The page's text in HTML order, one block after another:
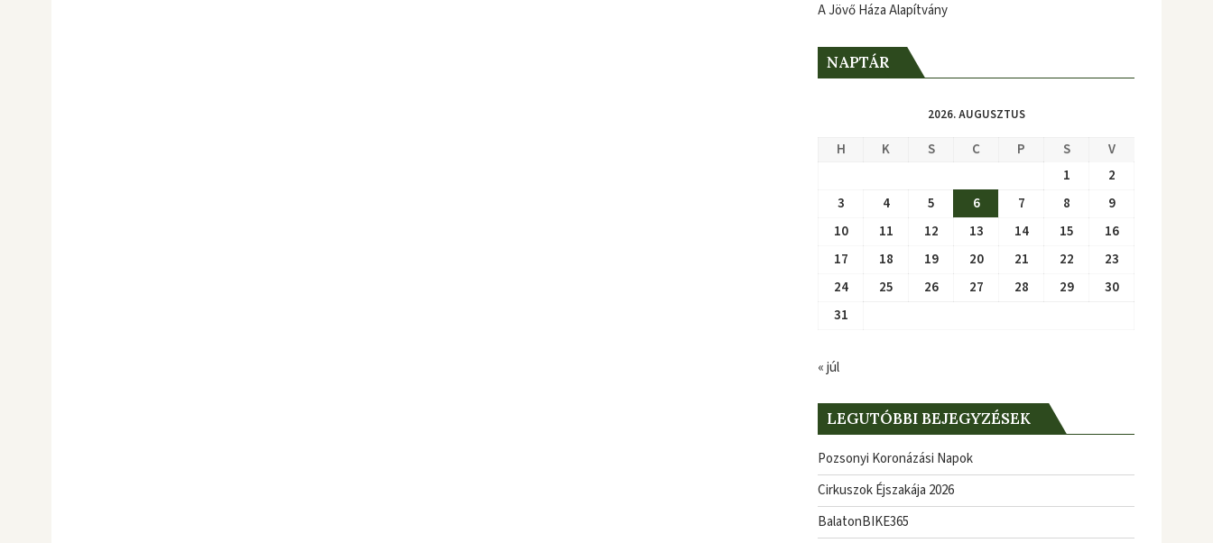
A Jövő Háza Alapítvány
NAPTÁR
2026. AUGUSZTUS
H K S C P S
V
1
2
3
4 5 6 7 8
9
10
11 12 13 14 15
16
17
18 19 20 21 22
23
24
25 26 27 28 29
30
31
« júl
LEGUTÓBBI BEJEGYZÉSEK
Pozsonyi Koronázási Napok
Cirkuszok Éjszakája 2026
BalatonBIKE365